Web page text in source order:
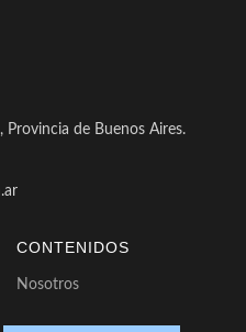
Provincia de Buenos Aires.
CONTENIDOS
Nosotros